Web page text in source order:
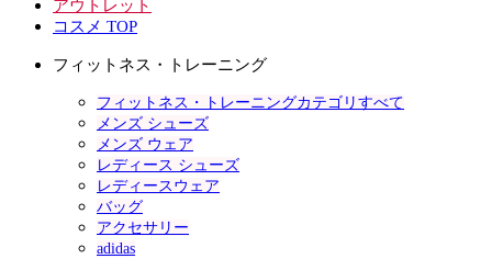
アウトレット
コスメ TOP
フィットネス・トレーニング
フィットネス・トレーニングカテゴリすべて
メンズ シューズ
メンズ ウェア
レディース シューズ
レディースウェア
バッグ
アクセサリー
adidas